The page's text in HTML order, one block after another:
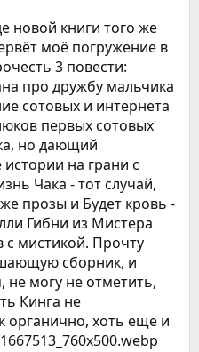
новой книги того же
моё погружение в
3 повести:
про дружбу мальчика
сотовых и интернета
первых сотовых
но дающий
на грани с
Чака - тот случай,
прозы и Будет кровь -
Гибни из Мистера
с мистикой. Прочту
сборник, и
не могу не отметить,
Кинга не
органично, хоть ещё и